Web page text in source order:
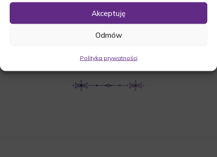
Akceptuję
Odmów
Polityka prywatności
UDOSTĘPNIJ NEKROLOG